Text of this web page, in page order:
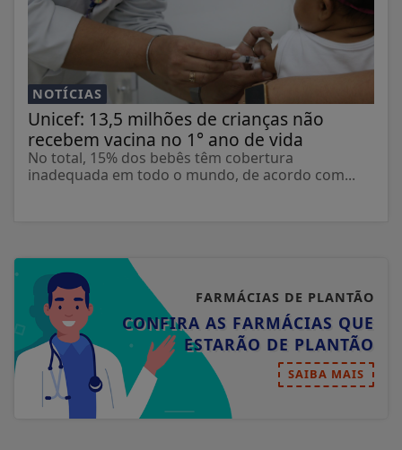
NOTÍCIAS
Unicef: 13,5 milhões de crianças não
recebem vacina no 1° ano de vida
No total, 15% dos bebês têm cobertura
inadequada em todo o mundo, de acordo com...
FARMÁCIAS DE PLANTÃO
CONFIRA AS FARMÁCIAS QUE
ESTARÃO DE PLANTÃO
SAIBA MAIS